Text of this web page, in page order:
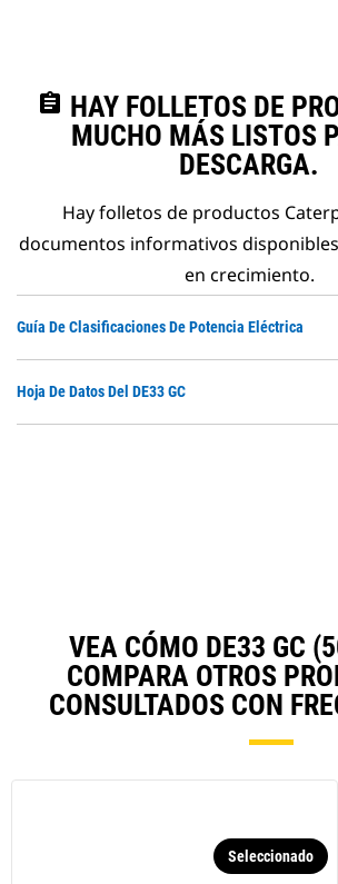
assignment HAY FOLLETOS DE
MUCHO MÁS LISTOS
DESCARGA.
Hay folletos de productos
documentos informativos
en crecimiento.
Guía De Clasificaciones De Potencia Eléctrica
Hoja De Datos Del DE33 GC
VEA CÓMO DE33 GC
COMPARA OTROS
CONSULTADOS CON
Seleccionado